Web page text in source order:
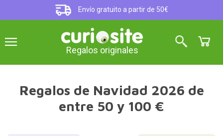
Envío gratuito a partir de 50€
Regalos originales
Regalos de Navidad 2026 de
entre 50 y 100 €